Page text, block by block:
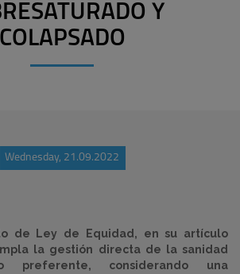
Y
COLAPSADO
Wednesday, 21.09.2022
de Ley de Equidad, en su artículo
la gestión directa de la sanidad
preferente, considerando una